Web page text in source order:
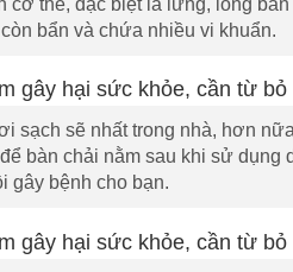
bẩn và chứa nhiều vi khuẩn.
sạch sẽ nhất trong nhà, hơn
bàn chải nằm sau khi sử dụng
gây bệnh cho bạn.